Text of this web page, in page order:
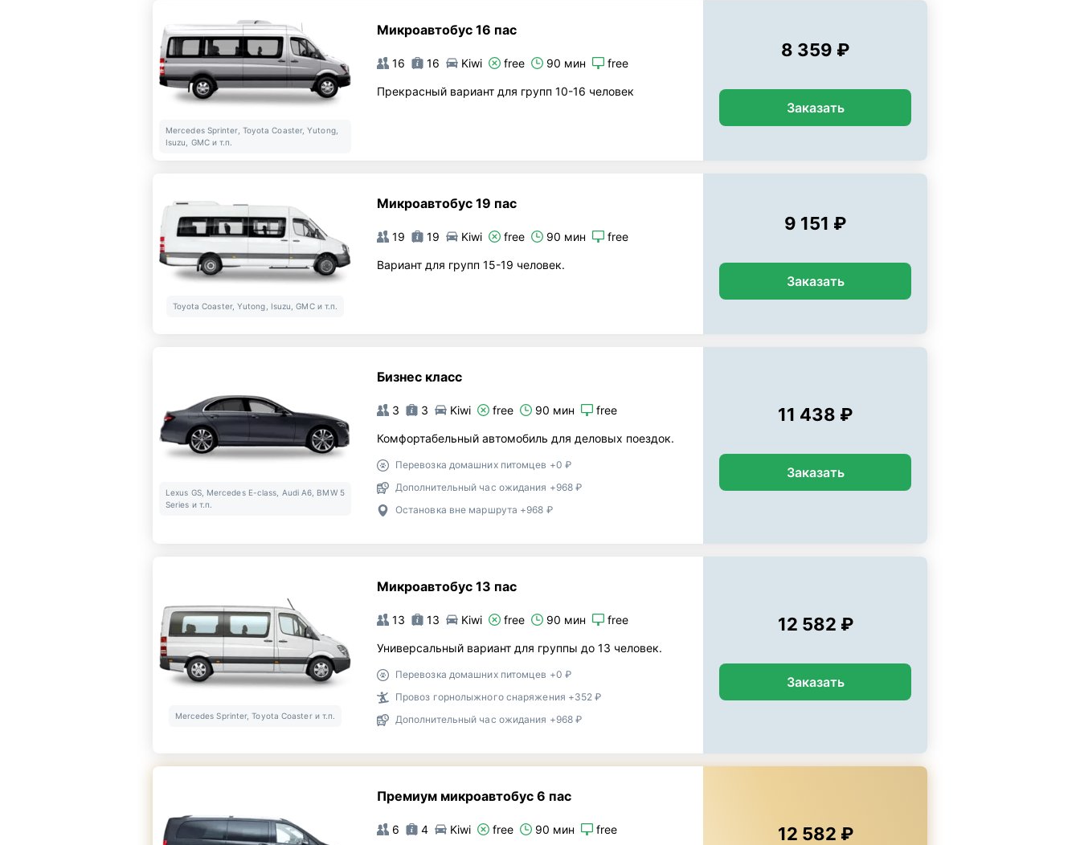
Mercedes Sprinter, Toyota Coaster, Yutong,
Isuzu, GMC и т.п.
Микроавтобус 16 пас
16 16 Kiwi free 90 мин free
Прекрасный вариант для групп 10-16 человек
8 359 ₽
Заказать
Toyota Coaster, Yutong, Isuzu, GMC и т.п.
Микроавтобус 19 пас
19 19 Kiwi free 90 мин free
Вариант для групп 15-19 человек.
9 151 ₽
Заказать
Lexus GS, Mercedes E-class, Audi A6, BMW 5
Series и т.п.
Бизнес класс
3 3 Kiwi free 90 мин free
Комфортабельный автомобиль для деловых поездок.
Перевозка домашних питомцев +0 ₽
Дополнительный час ожидания +968 ₽
Остановка вне маршрута +968 ₽
11 438 ₽
Заказать
Mercedes Sprinter, Toyota Coaster и т.п.
Микроавтобус 13 пас
13 13 Kiwi free 90 мин free
Универсальный вариант для группы до 13 человек.
Перевозка домашних питомцев +0 ₽
Провоз горнолыжного снаряжения +352 ₽
Дополнительный час ожидания +968 ₽
12 582 ₽
Заказать
Премиум микроавтобус 6 пас
6 4 Kiwi free 90 мин free 12 582 ₽